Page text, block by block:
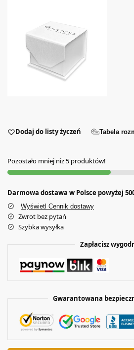
Dodaj do listy życzeń Tabela
Pozostało mniej niż 5 produktów!
Darmowa dostawa w Polsce powyżej
Wyświetl Cennik dostawy
Zwrot bez pytań
Szybka wysyłka
Zapłacisz
Gwarantowana